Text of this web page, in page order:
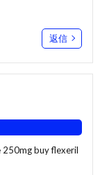
返信
250mgbuy flexeril